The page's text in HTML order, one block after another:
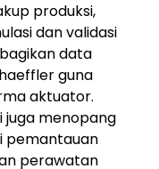
produksi,
dan validasi
data
guna
aktuator.
juga menopang
pemantauan
perawatan